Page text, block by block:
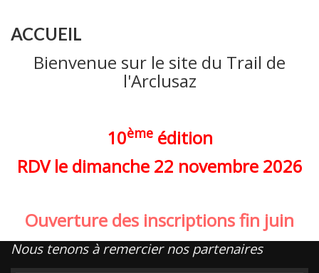
ACCUEIL
Bienvenue sur le site du Trail de
l'Arclusaz
10èmeédition
RDV le dimanche 22 novembre 2026
Ouverture des inscriptions fin juin
Nous tenons à remercier nos partenaires